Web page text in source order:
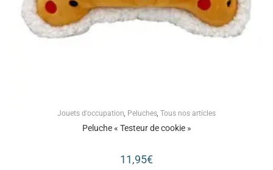
Jouets d'occupation Peluches Tous nos articles
Peluche « Testeur de cookie »
11,95€